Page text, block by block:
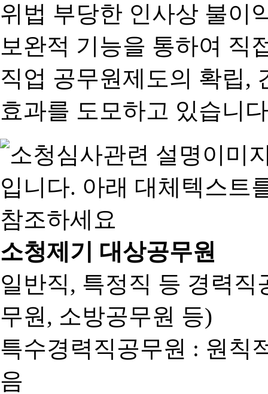
위법 부당한 인사상 불이
보완적 기능을 통하여 직
직업 공무원제도의 확립,
효과를 도모하고 있습니
소청제기 대상공무원
일반직, 특정직 등 경력
무원, 소방공무원 등)
특수경력직공무원 : 원칙
음